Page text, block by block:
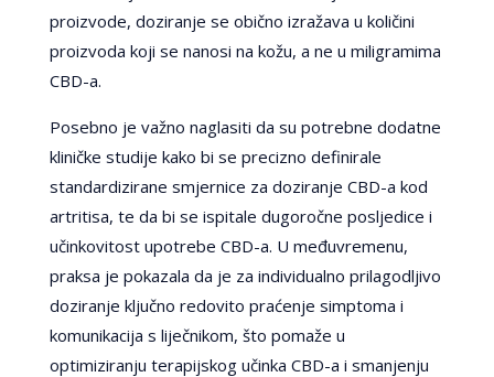
proizvode, doziranje se obično izražava u količini
proizvoda koji se nanosi na kožu, a ne u miligramima
CBD-a.
Posebno je važno naglasiti da su potrebne dodatne
kliničke studije kako bi se precizno definirale
standardizirane smjernice za doziranje CBD-a kod
artritisa, te da bi se ispitale dugoročne posljedice i
učinkovitost upotrebe CBD-a. U međuvremenu,
praksa je pokazala da je za individualno prilagodljivo
doziranje ključno redovito praćenje simptoma i
komunikacija s liječnikom, što pomaže u
optimiziranju terapijskog učinka CBD-a i smanjenju